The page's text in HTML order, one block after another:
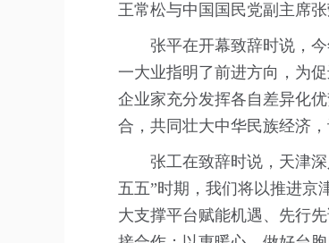
王常松与中国国民党副主席
张平在开幕致辞时说，
一大业指明了前进方向，为
企业家充分发挥各自差异化
合，共同壮大中华民族经济
张工在致辞时说，天津
五五”时期，我们将以推进京
大支撑平台赋能机遇、先行